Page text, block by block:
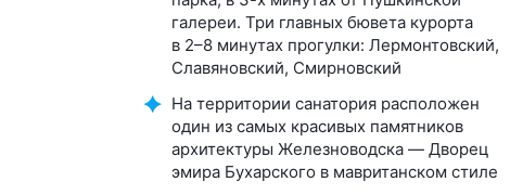
галереи. Три главных бювета курорта
в 2–8 минутах прогулки: Лермонтовский,
Славяновский, Смирновский
На территории санатория расположен
один из самых красивых памятников
архитектуры Железноводска — Дворец
эмира Бухарского в мавританском стиле